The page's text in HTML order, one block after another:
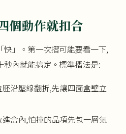
個動作就扣合
」。第一次摺可能要看一下,
內就能搞定。標準摺法是:
沿壓線翻折,先讓四面盒壁立
盒內,怕撞的品項先包一層氣